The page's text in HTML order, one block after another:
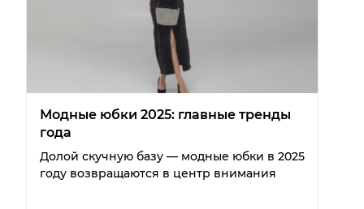
Модные юбки 2025: главные тренды
года
Долой скучную базу — модные юбки в 2025
году возвращаются в центр внимания